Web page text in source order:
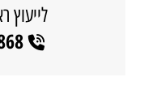
לייעוץ
077-9973868